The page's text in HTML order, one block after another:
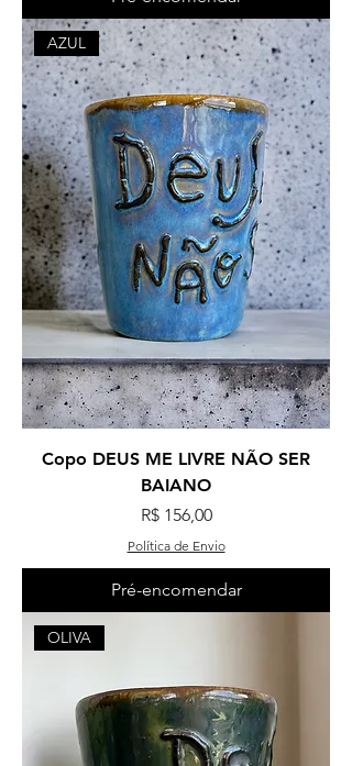
AZUL
Copo DEUS ME LIVRE NÃO SER
BAIANO
Preço
R$ 156,00
Política de Envio
Pré-encomendar
OLIVA